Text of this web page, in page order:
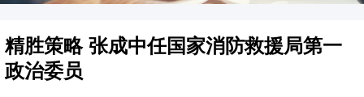
精胜策略 张成中任国家消防救援局第一
政治委员